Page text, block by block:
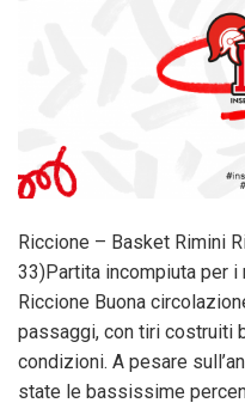
Riccione – Basket Rimini
33)Partita incompiuta per
Riccione Buona
passaggi, con tiri costruiti
condizioni. A pesare
state le bassissime